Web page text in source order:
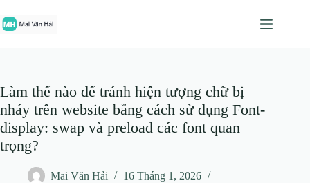
đến
phần
Làm thế nào để tránh hiện tượng chữ bị
nháy trên website bằng cách sử dụng Font-
display: swap và preload các font quan
trọng?
Mai Văn Hải
16 Tháng 1, 2026